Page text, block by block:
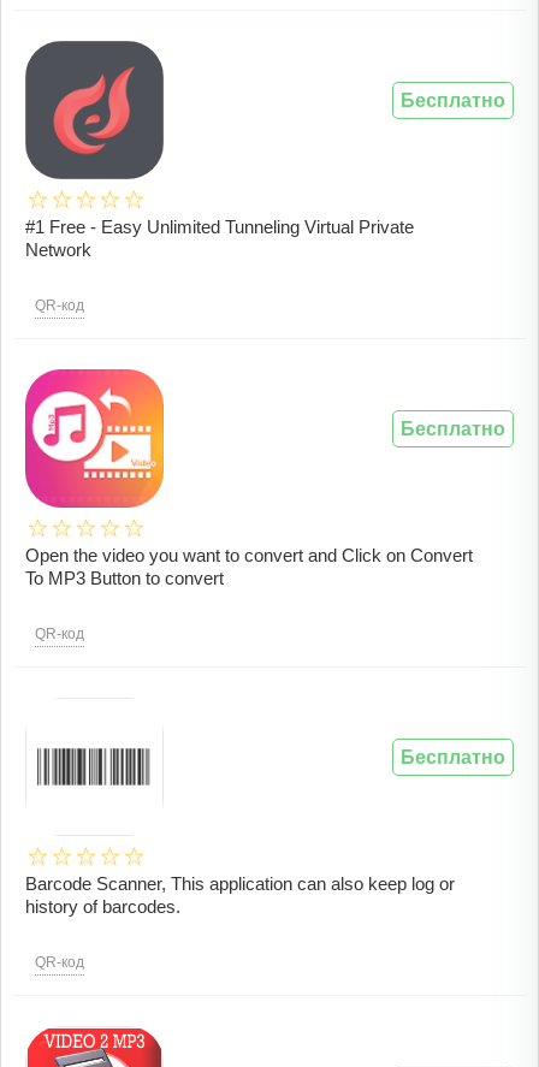
#1 Free - Easy Unlimited Tunneling Virtual Private
Network
QR-код
Бесплатно
Open the video you want to convert and Click on Convert
To MP3 Button to convert
QR-код
Бесплатно
Barcode Scanner, This application can also keep log or
history of barcodes.
QR-код
Бесплатно